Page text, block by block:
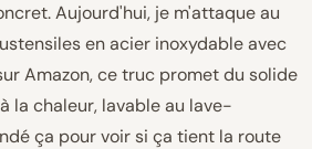
Aujourd'hui, je m'attaque au
en acier inoxydable avec
Amazon, ce truc promet du solide
la chaleur, lavable au lave-
ça pour voir si ça tient la route